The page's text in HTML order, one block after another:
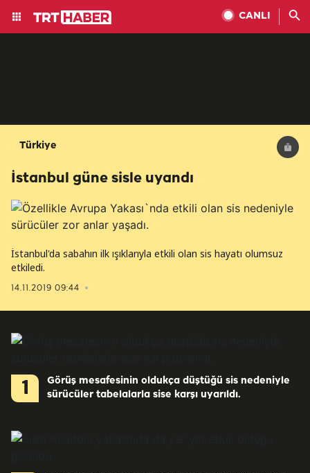
CANLI
Türkiye
İstanbul güne sisle uyandı
14.11.2019 09:44
İstanbul'da sabahın ilk ışıklarıyla etkili olan sis hayatı olumsuz
etkiledi.
1
Görüş mesafesinin oldukça düştüğü sis nedeniyle
sürücüler tabelalarla sise karşı uyarıldı.